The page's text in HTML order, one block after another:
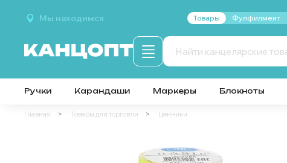
Мы находимся Товары Фулфилмент
Ручки Карандаши Маркеры Блокноты
Главная Товары для торговли Ценники